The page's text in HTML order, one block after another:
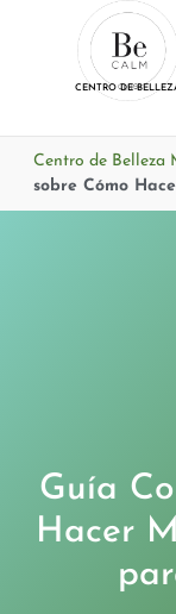
CENTRO DE
Centro de Belleza
sobre Cómo
Guía
Hacer